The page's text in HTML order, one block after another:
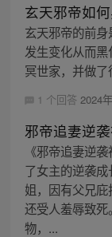
玄天邪帝如
玄天邪帝的前
发生变化从而
冥世家，并做了
1 个回答 2024
邪帝追妻逆
《邪帝追妻逆
了女主的逆袭
姐，因有父兄庇
还受人羞辱致
物，...